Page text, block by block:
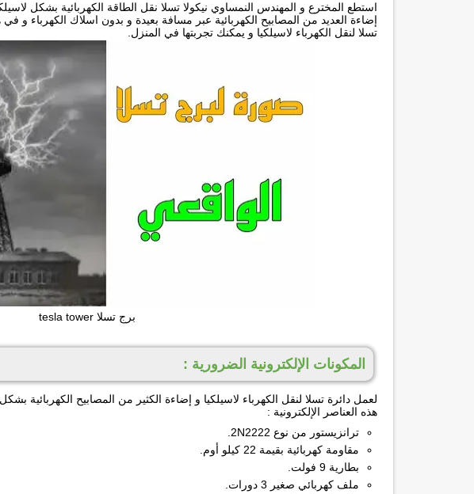
استطع المخترع و المهندس النمساوي نيكولا تسلا نقل الطاقة الكهربائية بشكل
إضاءة العديد من المصابيح الكهربائية عبر مسافة بعيدة و بدون اسلاك الكهرباء و
تسلا لنقل الكهرباء لاسيلكيا و يمكنك تجربتها في المنزل.
برج تسلا tesla tower
المكونات الإلكترونية الضرورية :
لعمل دائرة تسلا لنقل الكهرباء لاسيلكيا و إضاءة الكثير من المصابيح الكهربائية
هذه العناصر الإلكترونية :
ترانزيستور من نوع 2N2222.
مقاومة كهربائية بقيمة 22 كيلو أوم.
بطارية 9 فولت.
ملف كهربائي صغير 3 دورات.